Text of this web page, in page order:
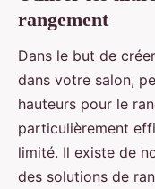
rangement
Dans le but de
dans votre salon,
hauteurs pour le
particulièrement
limité. Il existe de
des solutions de